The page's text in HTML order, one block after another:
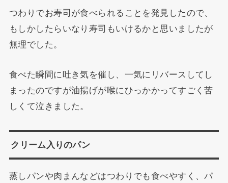
つわりでお寿司が食べられることを発見したので、
もしかしたらいなり寿司もいけるかと思いましたが
無理でした。
食べた瞬間に吐き気を催し、一気にリバースしてし
まったのですが油揚げが喉にひっかかってすごく苦
しくて泣きました。
クリーム入りのパン
蒸しパンや肉まんなどはつわりでも食べやすく、パ